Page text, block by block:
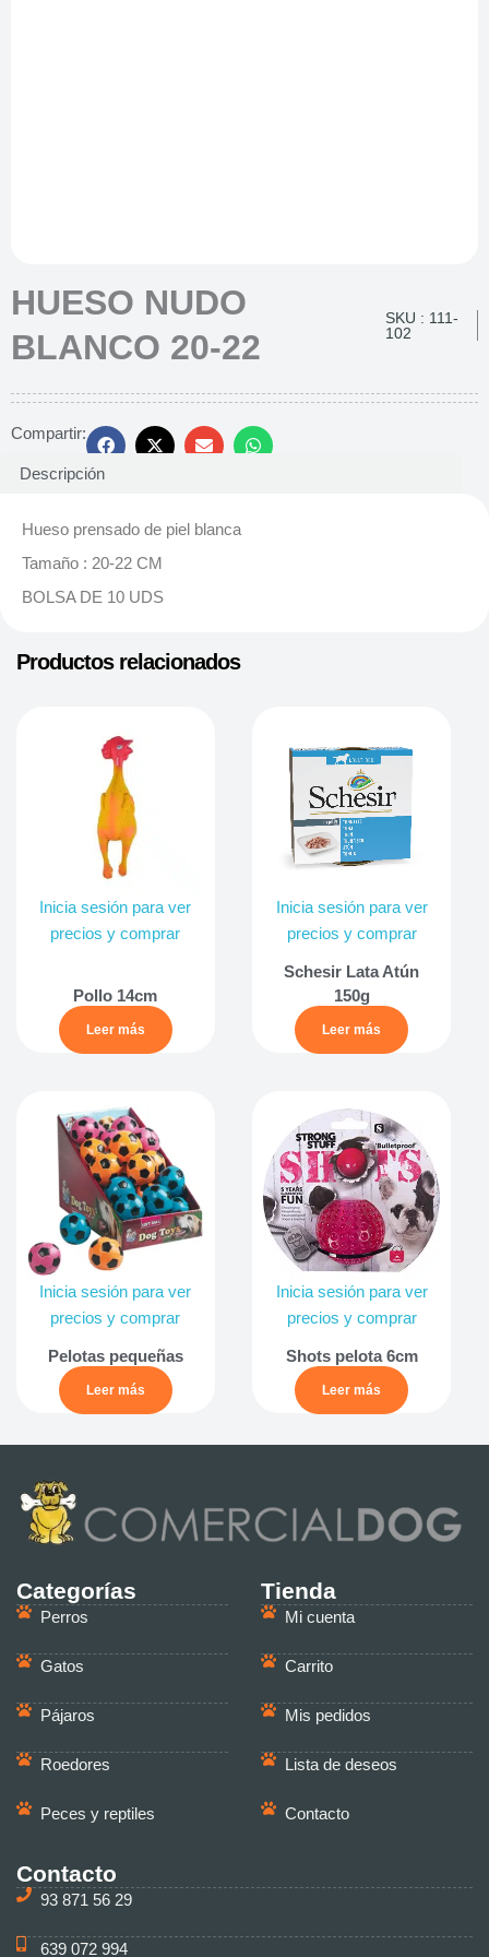
HUESO NUDO
BLANCO 20-22
SKU : 111-
102
Compartir:
Descripción
Hueso prensado de piel blanca
Tamaño : 20-22 CM
BOLSA DE 10 UDS
Productos relacionados
Inicia sesión para ver
precios y comprar
Pollo 14cm
Leer más
Inicia sesión para ver
precios y comprar
Schesir Lata Atún
150g
Leer más
Inicia sesión para ver
precios y comprar
Pelotas pequeñas
Leer más
Inicia sesión para ver
precios y comprar
Shots pelota 6cm
Leer más
Categorías
Perros
Gatos
Pájaros
Roedores
Peces y reptiles
Tienda
Mi cuenta
Carrito
Mis pedidos
Lista de deseos
Contacto
Contacto
93 871 56 29
639 072 994